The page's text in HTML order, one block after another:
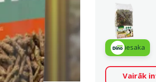
iesaka
Vairāk